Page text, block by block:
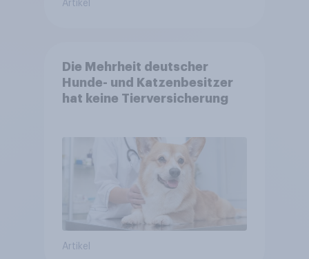
Artikel
Die Mehrheit deutscher
Hunde- und Katzenbesitzer
hat keine Tierversicherung
Artikel